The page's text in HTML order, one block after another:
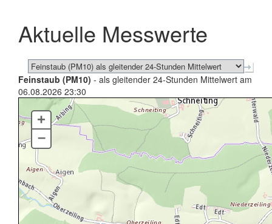
schließen
Aktuelle Messwerte
Feinstaub (PM10) - als gleitender 24-Stunden Mittelwert am
06.08.2026 23:30
+
–